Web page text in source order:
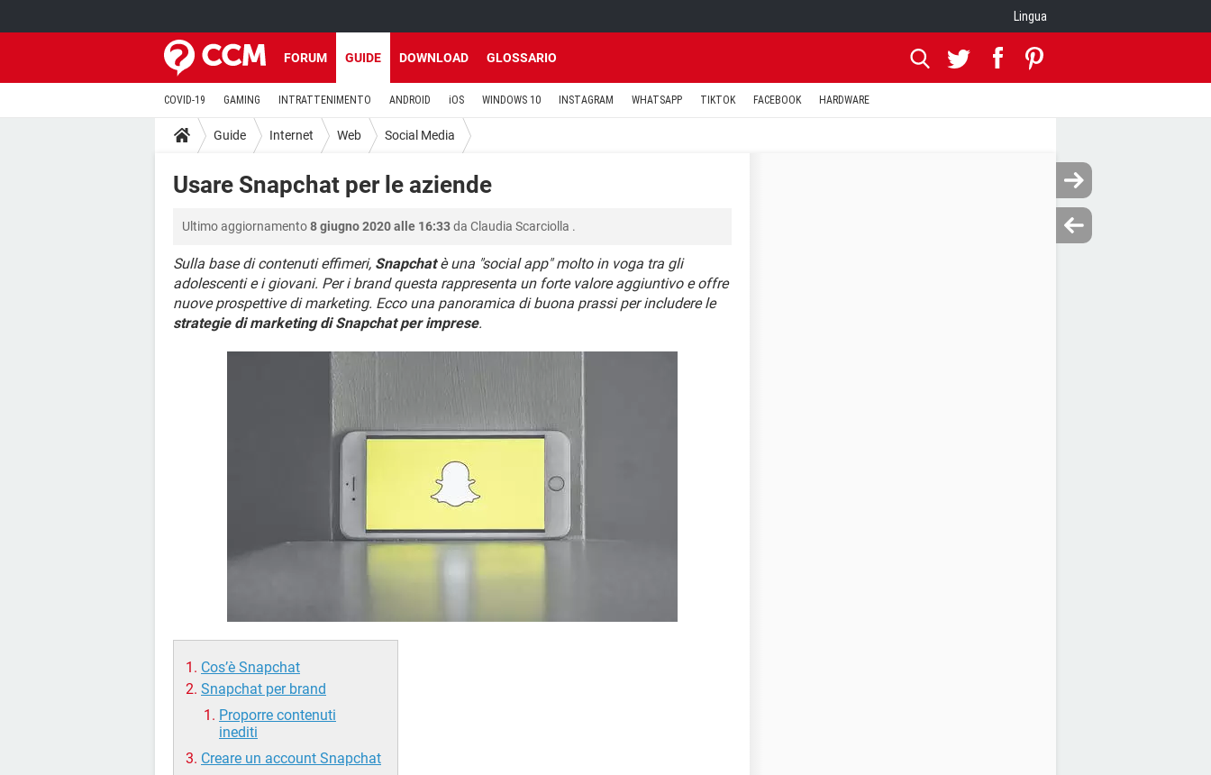
Lingua
FORUM GUIDE DOWNLOAD GLOSSARIO
COVID-19 GAMING INTRATTENIMENTO ANDROID iOS WINDOWS 10 INSTAGRAM WHATSAPP TIKTOK FACEBOOK HARDWARE
Guide Internet Web Social Media
Usare Snapchat per le aziende
Ultimo aggiornamento8 giugno 2020 alle 16:33da Claudia Scarciolla .
Sulla base di contenuti effimeri, Snapchatè una "social app" molto in voga tra gli
adolescenti e i giovani. Per i brand questa rappresenta un forte valore aggiuntivo e offre
nuove prospettive di marketing. Ecco una panoramica di buona prassi per includere le
strategie di marketing di Snapchat per imprese.
Cos’è Snapchat
Snapchat per brand
Proporre contenuti
inediti
Creare un account Snapchat